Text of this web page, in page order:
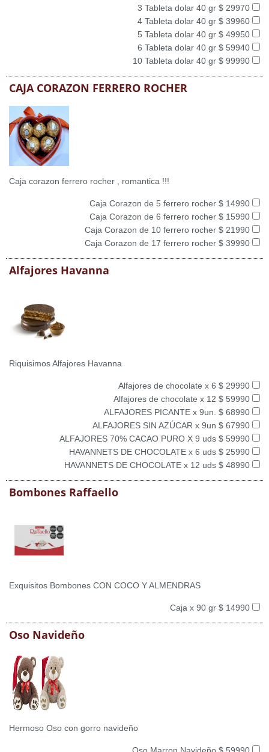
3 Tableta dolar 40 gr $ 29970
4 Tableta dolar 40 gr $ 39960
5 Tableta dolar 40 gr $ 49950
6 Tableta dolar 40 gr $ 59940
10 Tableta dolar 40 gr $ 99990
CAJA CORAZON FERRERO ROCHER
Caja corazon ferrero rocher , romantica !!!
Caja Corazon de 5 ferrero rocher $ 14990
Caja Corazon de 6 ferrero rocher $ 15990
Caja Corazon de 10 ferrero rocher $ 21990
Caja Corazon de 17 ferrero rocher $ 39990
Alfajores Havanna
Riquisimos Alfajores Havanna
Alfajores de chocolate x 6 $ 29990
Alfajores de chocolate x 12 $ 59990
ALFAJORES PICANTE x 9un. $ 68990
ALFAJORES SIN AZÚCAR x 9un $ 67990
ALFAJORES 70% CACAO PURO X 9 uds $ 59990
HAVANNETS DE CHOCOLATE x 6 uds $ 25990
HAVANNETS DE CHOCOLATE x 12 uds $ 48990
Bombones Raffaello
Exquisitos Bombones CON COCO Y ALMENDRAS
Caja x 90 gr $ 14990
Oso Navideño
Hermoso Oso con gorro navideño